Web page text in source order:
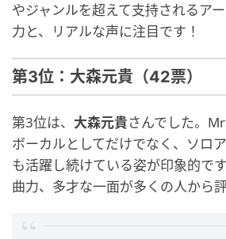
やジャンルを超えて支持されるア
力と、リアルな声に注目です！
第3位：大森元貴（42票）
第3位は、 大森元貴さんでした。
ボーカルとしてだけでなく、ソロ
も活躍し続けている姿が印象的で
曲力、多才な一面が多くの人から評